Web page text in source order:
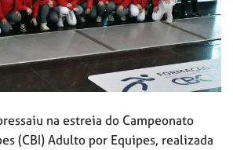
na estreia do Campeonato
(CBI) Adulto por Equipes, realizada